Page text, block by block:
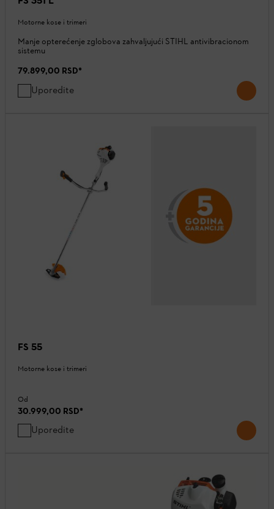
Motorne kose i trimeri
Manje opterećenje zglobova zahvaljujući STIHL antivibracionom
sistemu
79.899,00 RSD*
Uporedite
FS 55
Motorne kose i trimeri
Od
30.999,00 RSD*
Uporedite